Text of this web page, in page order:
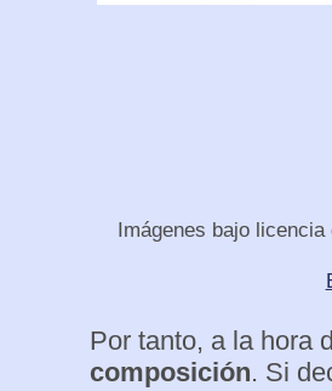
Imágenes bajo
Por tanto, a la hora
composición. Si